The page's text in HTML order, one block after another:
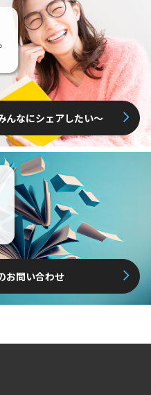
んなにシェアしたい〜
お問い合わせ